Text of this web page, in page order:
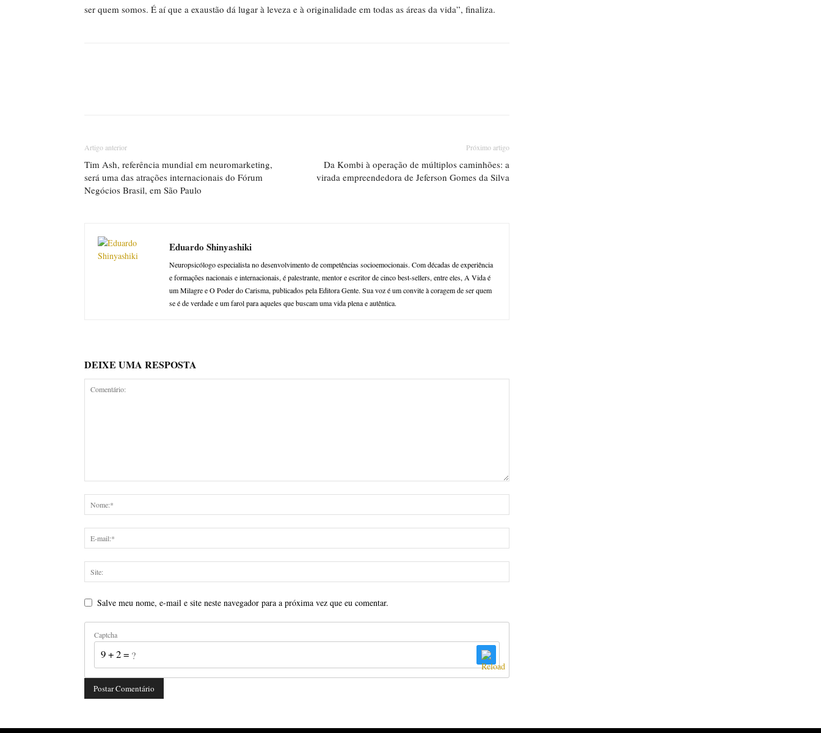
ser quem somos. É aí que a exaustão dá lugar à leveza e à originalidade em todas as áreas da vida”, finaliza.
Artigo anterior
Tim Ash, referência mundial em neuromarketing,
será uma das atrações internacionais do Fórum
Negócios Brasil, em São Paulo
Próximo artigo
Da Kombi à operação de múltiplos caminhões: a
virada empreendedora de Jeferson Gomes da Silva
Eduardo Shinyashiki
Neuropsicólogo especialista no desenvolvimento de competências socioemocionais. Com décadas de experiência
e formações nacionais e internacionais, é palestrante, mentor e escritor de cinco best-sellers, entre eles, A Vida é
um Milagre e O Poder do Carisma, publicados pela Editora Gente. Sua voz é um convite à coragem de ser quem
se é de verdade e um farol para aqueles que buscam uma vida plena e autêntica.
DEIXE UMA RESPOSTA
Salve meu nome, e-mail e site neste navegador para a próxima vez que eu comentar.
Captcha
9 + 2 = ?